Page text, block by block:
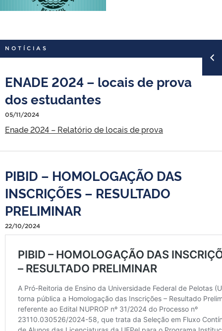
NOTÍCIAS
ENADE 2024 – locais de prova
dos estudantes
05/11/2024
Enade 2024 – Relatório de locais de prova
PIBID – HOMOLOGAÇÃO DAS
INSCRIÇÕES – RESULTADO
PRELIMINAR
22/10/2024